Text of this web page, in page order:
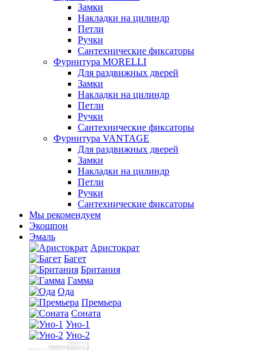
Замки
Накладки на цилиндр
Петли
Ручки
Сантехнические фиксаторы
Фурнитура MORELLI
Для раздвижных дверей
Замки
Накладки на цилиндр
Петли
Ручки
Сантехнические фиксаторы
Фурнитура VANTAGE
Для раздвижных дверей
Замки
Накладки на цилиндр
Петли
Ручки
Сантехнические фиксаторы
Мы рекомендуем
Экошпон
Эмаль
Аристократ
Багет
Британия
Гамма
Ода
Премьера
Соната
Уно-1
Уно-2